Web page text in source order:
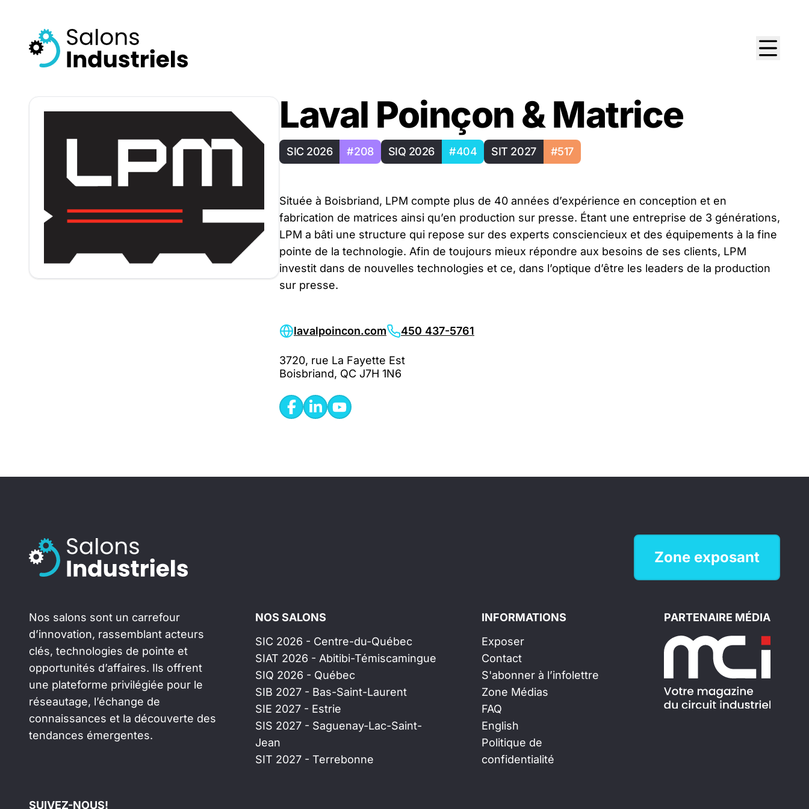
Laval Poinçon & Matrice
SIC 2026 #208 SIQ 2026 #404 SIT 2027 #517
Située à Boisbriand, LPM compte plus de 40 années d’expérience en conception et en
fabrication de matrices ainsi qu’en production sur presse. Étant une entreprise de 3 générations,
LPM a bâti une structure qui repose sur des experts consciencieux et des équipements à la fine
pointe de la technologie. Afin de toujours mieux répondre aux besoins de ses clients, LPM
investit dans de nouvelles technologies et ce, dans l’optique d’être les leaders de la production
sur presse.
lavalpoincon.com 450 437-5761
3720, rue La Fayette Est
Boisbriand, QC J7H 1N6
Zone exposant
Nos salons sont un carrefour
d’innovation, rassemblant acteurs
clés, technologies de pointe et
opportunités d’affaires. Ils offrent
une plateforme privilégiée pour le
réseautage, l’échange de
connaissances et la découverte des
tendances émergentes.
NOS SALONS
SIC 2026 - Centre-du-Québec
SIAT 2026 - Abitibi-Témiscamingue
SIQ 2026 - Québec
SIB 2027 - Bas-Saint-Laurent
SIE 2027 - Estrie
SIS 2027 - Saguenay-Lac-Saint-
Jean
SIT 2027 - Terrebonne
INFORMATIONS
Exposer
Contact
S'abonner à l’infolettre
Zone Médias
FAQ
English
Politique de
confidentialité
PARTENAIRE MÉDIA
SUIVEZ-NOUS!